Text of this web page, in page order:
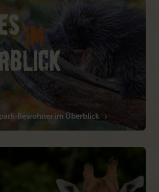
Bewohner im Überblick